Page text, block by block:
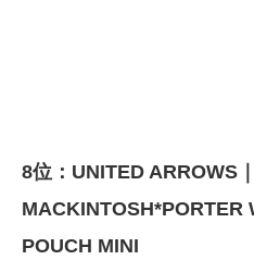
8位：UNITED ARROWS｜
MACKINTOSH*PORTER
POUCH MINI